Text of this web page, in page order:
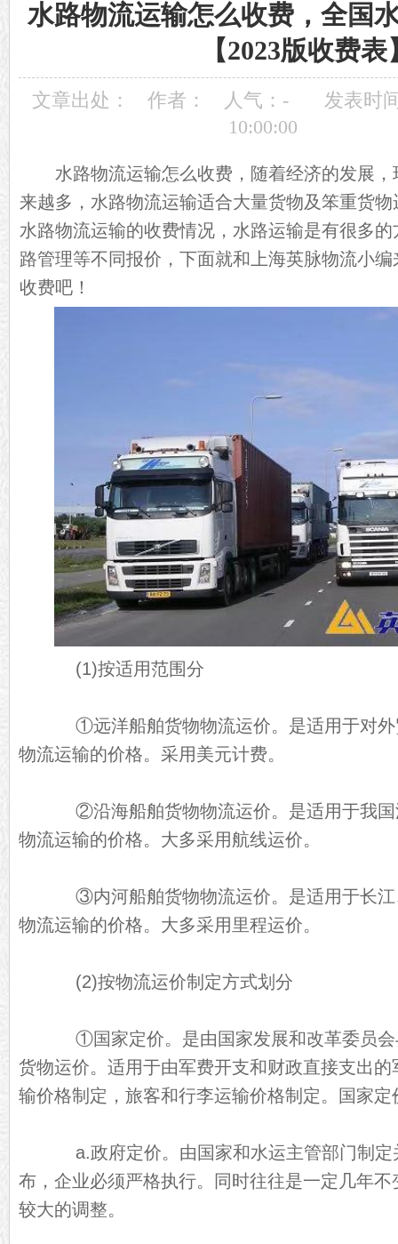
水路物流运输怎么收费，全国
【2023版收费表
文章出处： 作者： 人气： -
发表时
10:00:00
水路物流运输怎么收费，随着经济的发展，
来越多，水路物流运输适合大量货物及笨重货
水路物流运输的收费情况，水路运输是有很多
路管理等不同报价，下面就和上海英脉物流小
收费吧！
(1)按适用范围分
①远洋船舶货物物流运价。是适用于对外
物流运输的价格。采用美元计费。
②沿海船舶货物物流运价。是适用于我国
物流运输的价格。大多采用航线运价。
③内河船舶货物物流运价。是适用于长江
物流运输的价格。大多采用里程运价。
(2)按物流运价制定方式划分
①国家定价。是由国家发展和改革委员会
货物运价。适用于由军费开支和财政直接支出
输价格制定，旅客和行李运输价格制定。国家
a.政府定价。由国家和水运主管部门制定
布，企业必须严格执行。同时往往是一定几年
较大的调整。